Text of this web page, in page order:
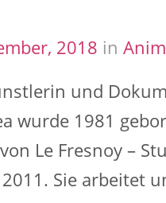
2018 in
und
wurde 1981
Le Fresnoy –
Sie arbeitet